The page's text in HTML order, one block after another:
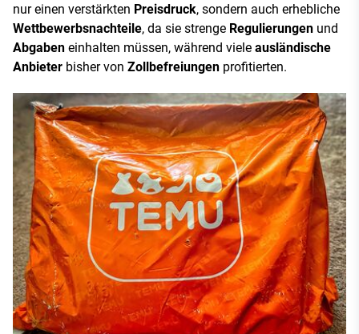
nur einen verstärkten Preisdruck, sondern auch erhebliche
Wettbewerbsnachteile, da sie strenge Regulierungen und
Abgaben einhalten müssen, während viele ausländische
Anbieter bisher von Zollbefreiungen profitierten.